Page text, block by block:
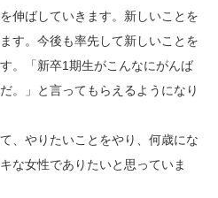
伸ばしていきます。新しいことを
す。今後も率先して新しいことを
。「新卒1期生がこんなにがんば
。」と言ってもらえるようになり
、やりたいことをやり、何歳にな
な女性でありたいと思っていま